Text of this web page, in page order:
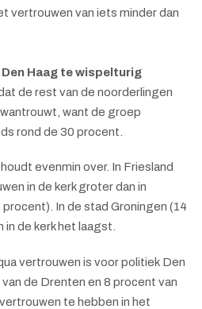
vertrouwen van iets minder dan
Haag te wispelturig
de rest van de noorderlingen
want de groep
rond de 30 procent.
evenmin over. In Friesland
in de kerk groter dan in
In de stad Groningen (14
de kerk het laagst.
vertrouwen is voor politiek Den
de Drenten en 8 procent van
te hebben in het